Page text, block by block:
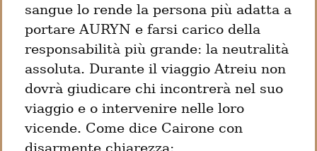
sangue lo rende la persona più adatta a
portare AURYN e farsi carico della
responsabilità più grande: la neutralità
assoluta. Durante il viaggio Atreiu non
dovrà giudicare chi incontrerà nel suo
viaggio e o intervenire nelle loro
vicende. Come dice Cairone con